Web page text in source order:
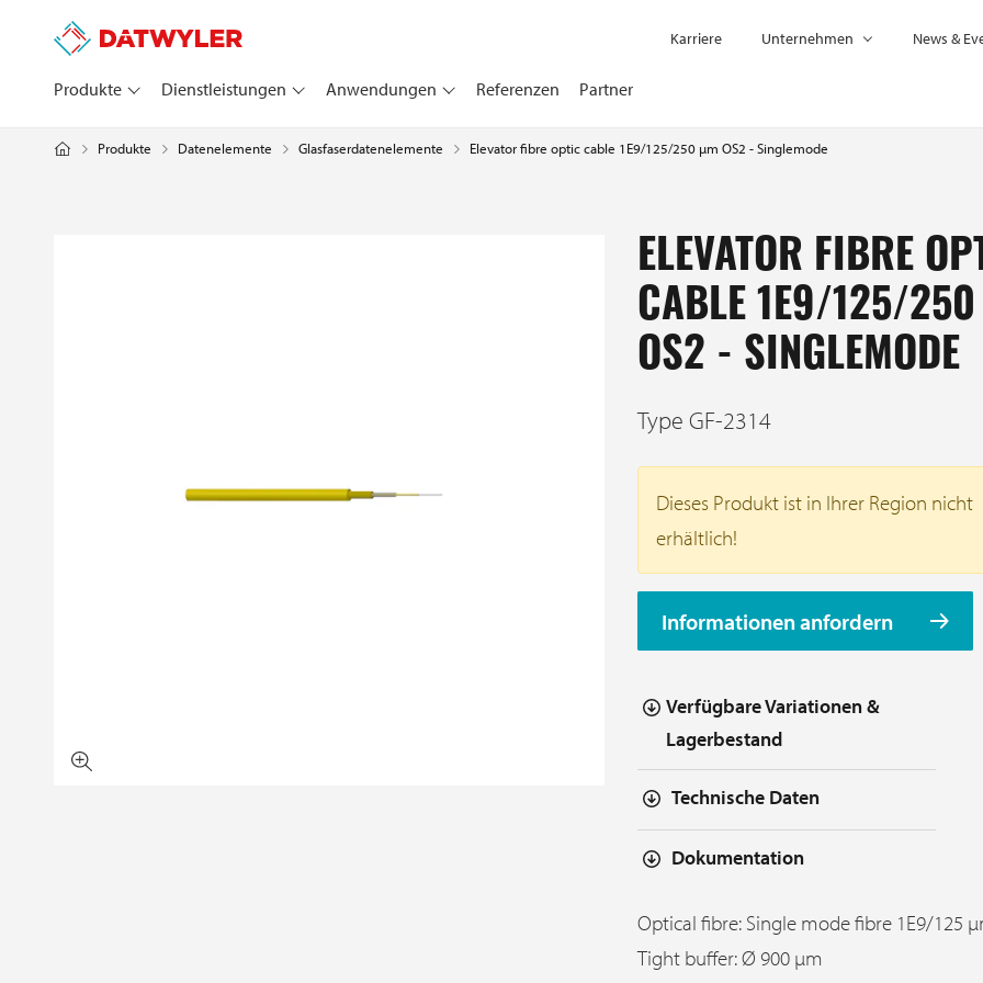
Produkte Dienstleistungen Anwendungen Referenzen Partner
Karriere Unternehmen News &
Produkte Datenelemente Glasfaserdatenelemente Elevator fibre optic cable 1E9/125/250 µm OS2 - Singlemode
ELEVATOR FIBRE
CABLE 1E9/125/
OS2 - SINGLEMODE
Type GF-2314
Dieses Produkt ist in Ihrer Region nicht
erhältlich!
Informationen anfordern
Verfügbare Variationen &
Lagerbestand
Technische Daten
Dokumentation
Optical fibre: Single mode fibre 1E9/125
Tight buffer: Ø 900 µm